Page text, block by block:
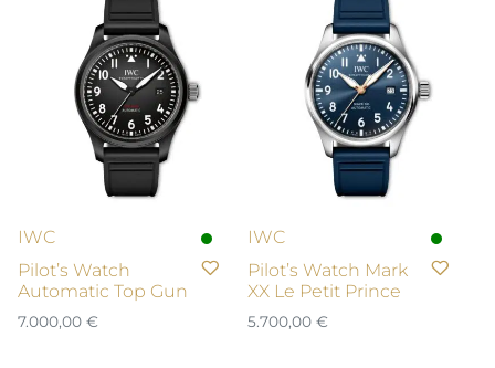
IWC
Pilot’s Watch
Automatic Top Gun
7.000,00 €
IWC
Pilot’s Watch Mark
XX Le Petit Prince
5.700,00 €